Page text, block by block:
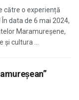
către o experiență
data de 6 mai 2024,
Maramureșene,
cultura ...